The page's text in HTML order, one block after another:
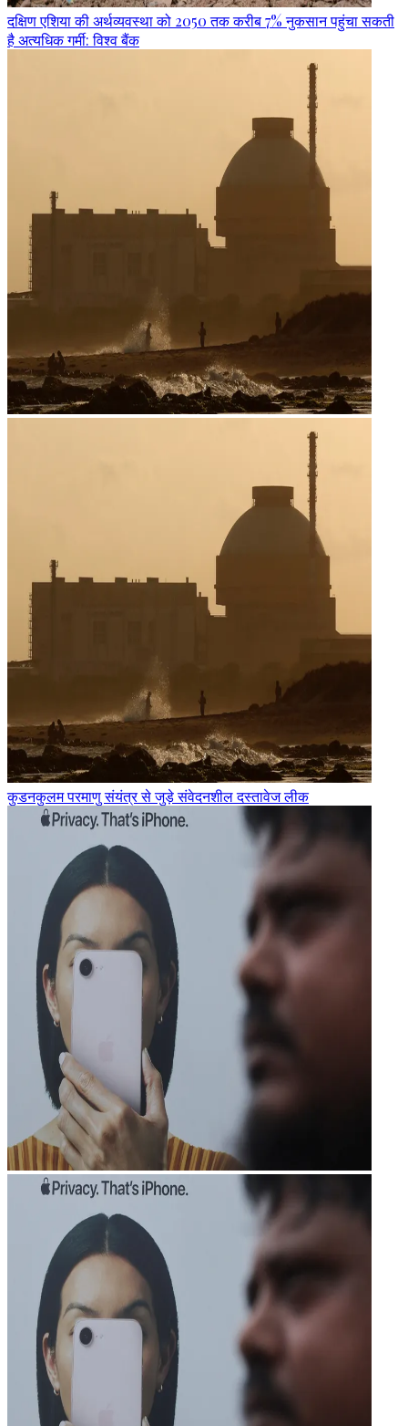
दक्षिण एशिया की अर्थव्यवस्था को 2050 तक करीब 7% नुकसान पहुंचा सकती
है अत्यधिक गर्मी: विश्व बैंक
कुडनकुलम परमाणु संयंत्र से जुड़े संवेदनशील दस्तावेज लीक